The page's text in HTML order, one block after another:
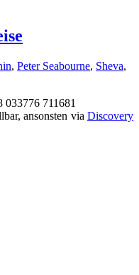
, Peter Seabourne, Sheva,
711681
ansonsten viaDiscovery